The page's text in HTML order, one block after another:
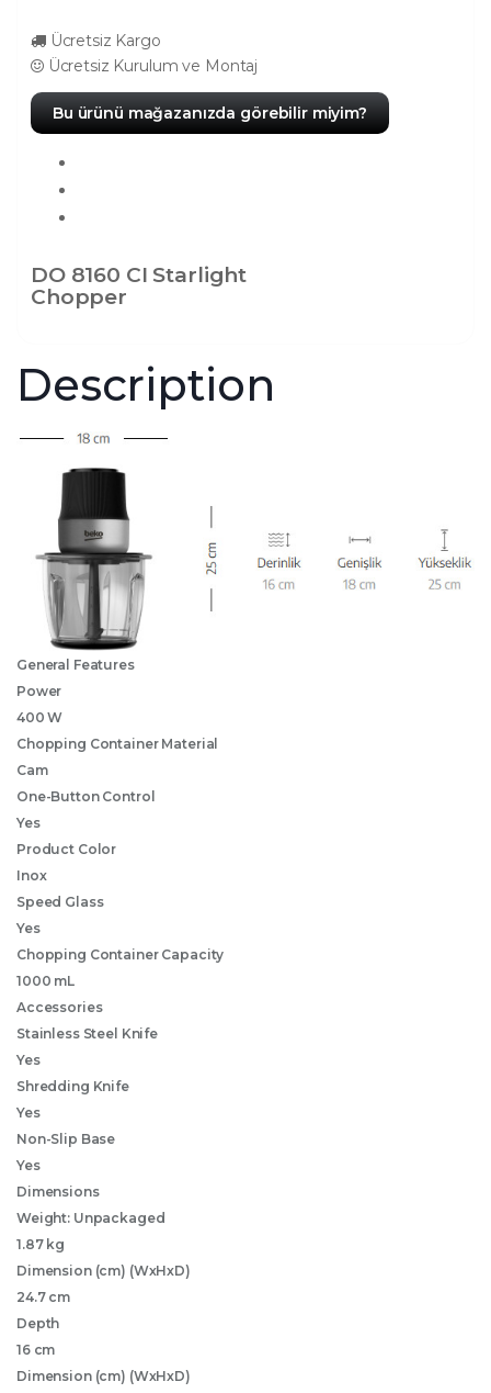
Ücretsiz Kargo
Ücretsiz Kurulum ve Montaj
Bu ürünü mağazanızda görebilir miyim?
DO 8160 CI Starlight
Chopper
Description
General Features
Power
400 W
Chopping Container Material
Cam
One-Button Control
Yes
Product Color
Inox
Speed Glass
Yes
Chopping Container Capacity
1000 mL
Accessories
Stainless Steel Knife
Yes
Shredding Knife
Yes
Non-Slip Base
Yes
Dimensions
Weight: Unpackaged
1.87 kg
Dimension (cm) (WxHxD)
24.7 cm
Depth
16 cm
Dimension (cm) (WxHxD)